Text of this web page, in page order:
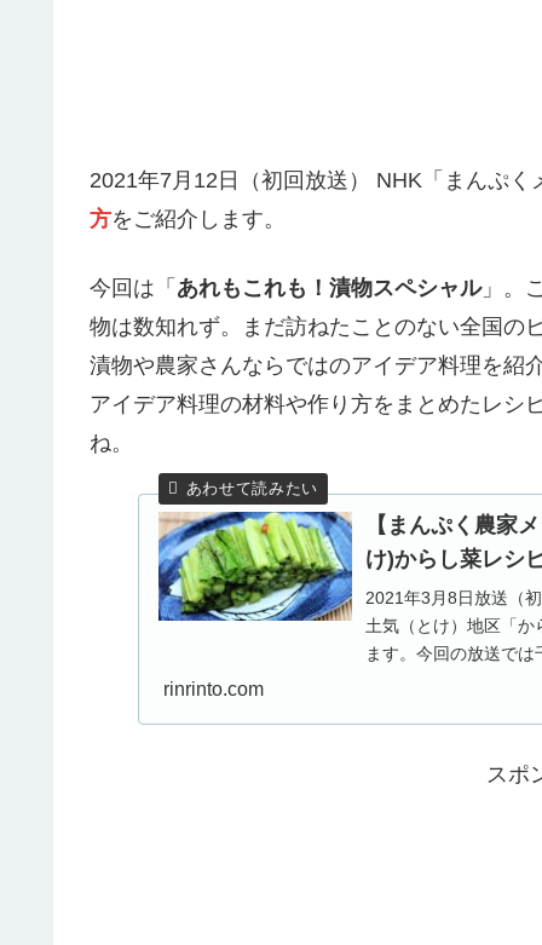
2021年7月12日（初回放送） NHK「まんぷく
方をご紹介します。
今回は「 あれもこれも！漬物スペシャル」。
物は数知れず。まだ訪ねたことのない全国の
漬物や農家さんならではのアイデア料理を紹
アイデア料理の材料や作り方をまとめたレシ
ね。
【まんぷく農家
け)からし菜レシ
2021年3月8日放送（
土気（とけ）地区「か
ます。今回の放送で
rinrinto.com
スポ